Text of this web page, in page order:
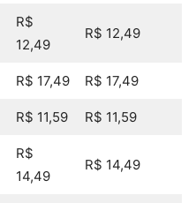
R$
12,49
R$ 12,49
R$ 17,49 R$ 17,49
R$ 11,59 R$ 11,59
R$
14,49
R$ 14,49